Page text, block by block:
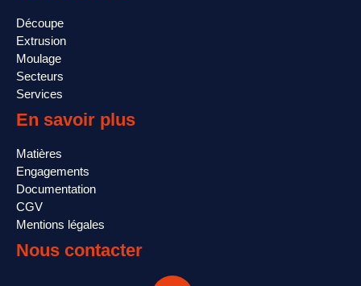
Découpe
Extrusion
Moulage
Secteurs
Services
En savoir plus
Matières
Engagements
Documentation
CGV
Mentions légales
Nous contacter